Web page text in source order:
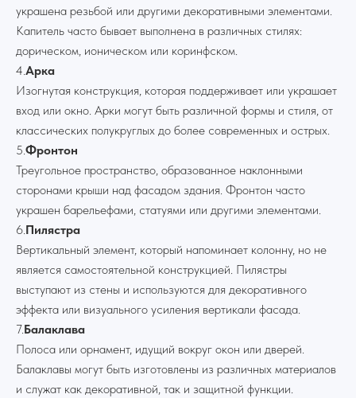
украшена резьбой или другими декоративными элементами.
Капитель часто бывает выполнена в различных стилях:
дорическом, ионическом или коринфском.
4.Арка
Изогнутая конструкция, которая поддерживает или украшает
вход или окно. Арки могут быть различной формы и стиля, от
классических полукруглых до более современных и острых.
5.Фронтон
Треугольное пространство, образованное наклонными
сторонами крыши над фасадом здания. Фронтон часто
украшен барельефами, статуями или другими элементами.
6.Пилястра
Вертикальный элемент, который напоминает колонну, но не
является самостоятельной конструкцией. Пилястры
выступают из стены и используются для декоративного
эффекта или визуального усиления вертикали фасада.
7.Балаклава
Полоса или орнамент, идущий вокруг окон или дверей.
Балаклавы могут быть изготовлены из различных материалов
и служат как декоративной, так и защитной функции.